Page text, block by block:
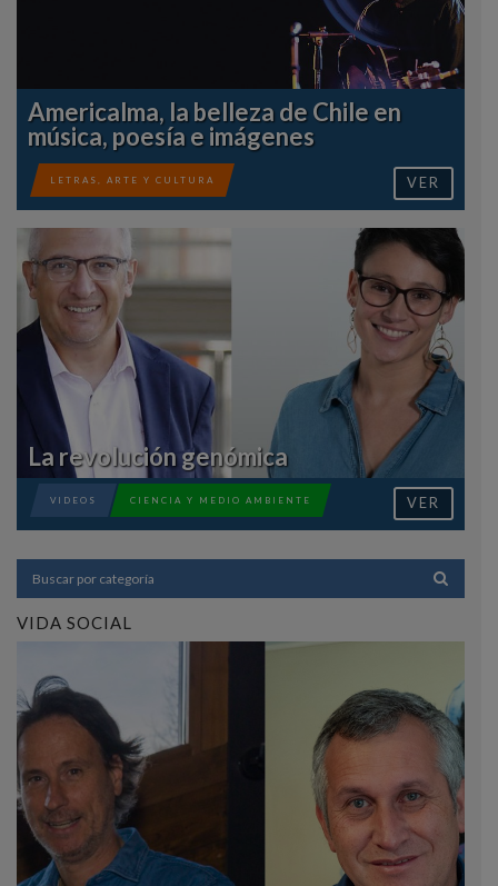
Americalma, la belleza de Chile en
música, poesía e imágenes
LETRAS, ARTE Y CULTURA VER
La revolución genómica
CIENCIA Y MEDIO AMBIENTE
VIDEOS VER
VIDA SOCIAL